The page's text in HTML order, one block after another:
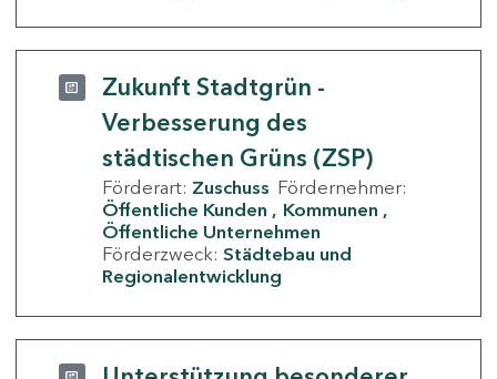
Zukunft Stadtgrün -
Verbesserung des
städtischen Grüns (ZSP)
Förderart: Zuschuss Fördernehmer:
Öffentliche Kunden
Kommunen
Öffentliche Unternehmen
Förderzweck: Städtebau und
Regionalentwicklung